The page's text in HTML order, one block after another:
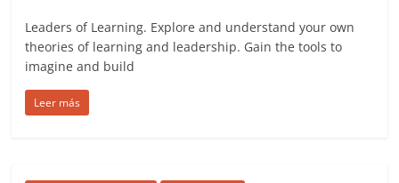
Leaders of Learning. Explore and understand your own
theories of learning and leadership. Gain the tools to
imagine and build
Leer más